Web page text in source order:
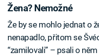
Žena? Nemožné
Že by se mohlo jednat o
nenapadlo, přitom se
“zamilovali” – psali o